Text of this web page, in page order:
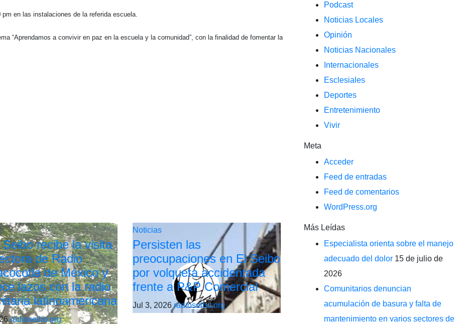
en las instalaciones de la referida escuela.
“Aprendamos a convivir en paz en la escuela y la comunidad”, con la finalidad de fomentar la
Seibo recibe la visita
de Radio
de México y
lazos con la radio
latinoamericana
radioseibo.org
Noticias
Persisten las
preocupaciones en El Seibo
por volqueta accidentada
frente a P&P Comercial
Jul 3, 2026radioseibo.org
Podcast
Noticias Locales
Opinión
Noticias Nacionales
Internacionales
Esclesiales
Deportes
Entretenimiento
Vivir
Meta
Acceder
Feed de entradas
Feed de comentarios
WordPress.org
Más Leídas
Especialista orienta sobre el manejo
adecuado del dolor 15 de julio de
2026
Comunitarios denuncian
acumulación de basura y falta de
mantenimiento en varios sectores de